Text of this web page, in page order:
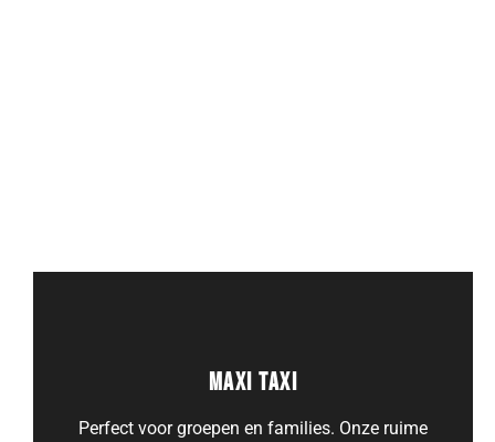
Maxi Taxi
Perfect voor groepen en families. Onze ruime